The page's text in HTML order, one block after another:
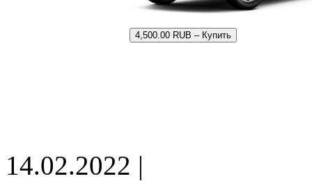
4,500.00 RUB – Купить
14.02.2022 |